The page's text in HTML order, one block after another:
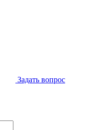
Задать вопрос